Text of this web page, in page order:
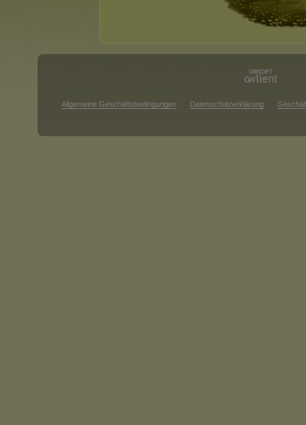
Allgemeine Geschäftsbedingungen Datenschutzerklärung